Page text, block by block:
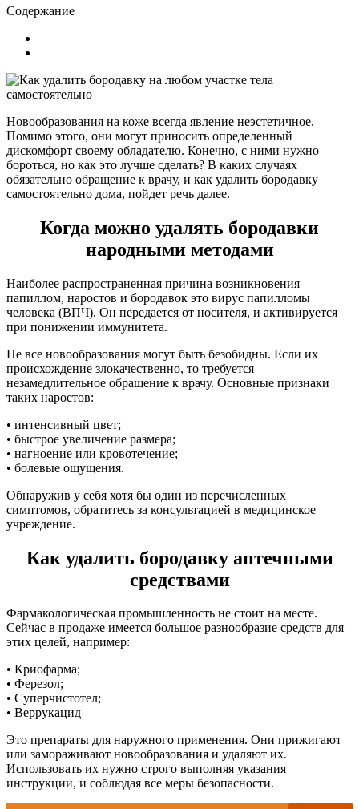
Содержание
Новообразования на коже всегда явление неэстетичное.
Помимо этого, они могут приносить определенный
дискомфорт своему обладателю. Конечно, с ними нужно
бороться, но как это лучше сделать? В каких случаях
обязательно обращение к врачу, и как удалить бородавку
самостоятельно дома, пойдет речь далее.
Когда можно удалять бородавки
народными методами
Наиболее распространенная причина возникновения
папиллом, наростов и бородавок это вирус папилломы
человека (ВПЧ). Он передается от носителя, и активируется
при понижении иммунитета.
Не все новообразования могут быть безобидны. Если их
происхождение злокачественно, то требуется
незамедлительное обращение к врачу. Основные признаки
таких наростов:
• интенсивный цвет;
• быстрое увеличение размера;
• нагноение или кровотечение;
• болевые ощущения.
Обнаружив у себя хотя бы один из перечисленных
симптомов, обратитесь за консультацией в медицинское
учреждение.
Как удалить бородавку аптечными
средствами
Фармакологическая промышленность не стоит на месте.
Сейчас в продаже имеется большое разнообразие средств для
этих целей, например:
• Криофарма;
• Ферезол;
• Суперчистотел;
• Веррукацид
Это препараты для наружного применения. Они прижигают
или замораживают новообразования и удаляют их.
Использовать их нужно строго выполняя указания
инструкции, и соблюдая все меры безопасности.